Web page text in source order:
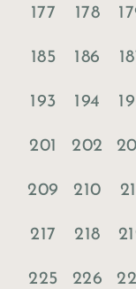
177 178
185 186
193 194
201 202
209 210
217 218
225 226